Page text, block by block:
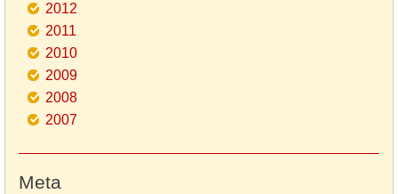
2012
2011
2010
2009
2008
2007
Meta